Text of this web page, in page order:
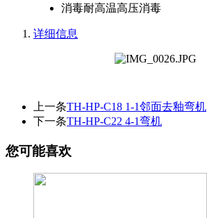
消毒耐高温高压消毒
详细信息
上一条TH-HP-C18 1-1邻面去釉弯机
下一条TH-HP-C22 4-1弯机
您可能喜欢